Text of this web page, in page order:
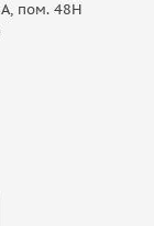
пом. 48Н